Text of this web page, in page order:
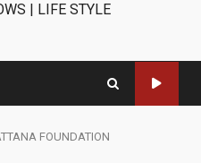
| LIFE STYLE
FOUNDATION